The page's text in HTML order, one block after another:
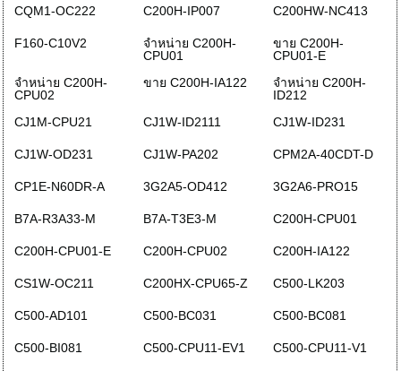
CQM1-OC222 C200H-IP007 C200HW-NC413
F160-C10V2
จำหน่าย C200H-
CPU01
ขาย C200H-
CPU01-E
จำหน่าย C200H-
CPU02
ขาย C200H-IA122
จำหน่าย C200H-
ID212
CJ1M-CPU21
CJ1W-ID2111 CJ1W-ID231
CJ1W-OD231 CJ1W-PA202 CPM2A-40CDT-D
CP1E-N60DR-A 3G2A5-OD412 3G2A6-PRO15
B7A-R3A33-M B7A-T3E3-M C200H-CPU01
C200H-CPU01-E C200H-CPU02 C200H-IA122
CS1W-OC211 C200HX-CPU65-Z C500-LK203
C500-AD101 C500-BC031 C500-BC081
C500-BI081 C500-CPU11-EV1 C500-CPU11-V1